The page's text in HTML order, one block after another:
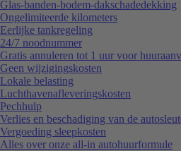
Glas-banden-bodem-dakschadedekking
Ongelimiteerde kilometers
Eerlijke tankregeling
24/7 noodnummer
Gratis annuleren tot 1 uur voor
Geen wijzigingskosten
Lokale belasting
Luchthavenafleveringskosten
Pechhulp
Verlies en beschadiging van de
Vergoeding sleepkosten
Alles over onze all-in autohuurformule